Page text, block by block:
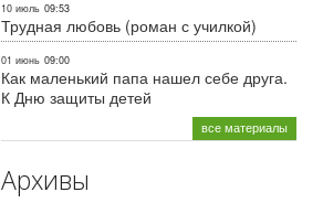
10 июль 09:53
Трудная любовь (роман с училкой)
01 июнь 09:00
Как маленький папа нашел себе друга.
К Дню защиты детей
все материалы
Архивы